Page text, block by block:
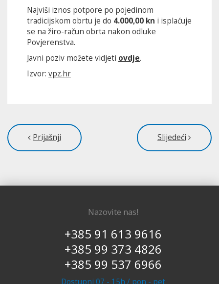
Najviši iznos potpore po pojedinom
tradicijskom obrtu je do 4.000,00 kn i isplaćuje
se na žiro-račun obrta nakon odluke
Povjerenstva.
Javni poziv možete vidjeti ovdje.
Izvor: vpz.hr
Prijašnji Slijedeći
Nazovite nas!
+385 91 613 9616
+385 99 373 4826
+385 99 537 6966
Dostupni 07 - 15h / pon - pet